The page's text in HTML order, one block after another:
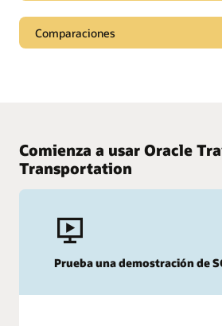
Lee sobre las últimas capacidades del
Comparaciones
Ver la tabla de comparación
¿Evaluando otras opciones?
Oracle Cloud HCM vs. Workday
Comienza a usar Oracle
Transportation
Prueba una demostración de